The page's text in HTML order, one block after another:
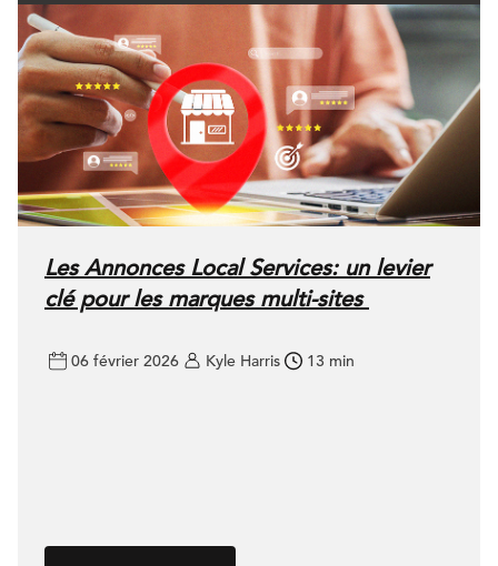
Les Annonces Local Services: un levier
clé pour les marques multi-sites
06 février 2026 Kyle Harris 13 min